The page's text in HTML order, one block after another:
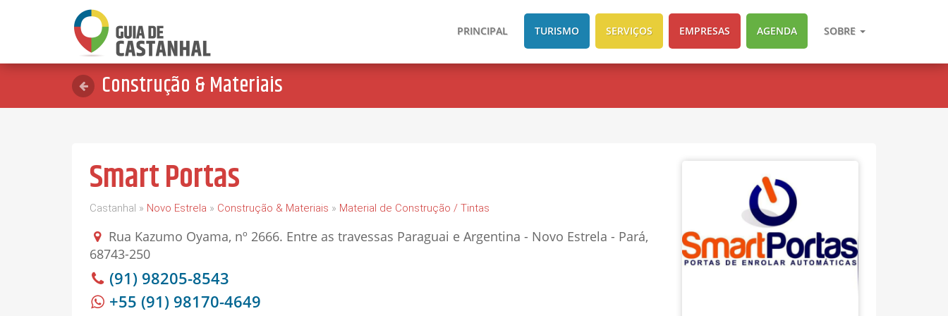
PRINCIPAL TURISMO SERVIÇOS EMPRESAS AGENDA SOBRE
Construção & Materiais
Smart Portas
Castanhal » Novo Estrela » Construção & Materiais » Material de Construção / Tintas
Rua Kazumo Oyama, nº 2666. Entre as travessas Paraguai e Argentina - Novo Estrela - Pará,
68743-250
(91) 98205-8543
+55 (91) 98170-4649